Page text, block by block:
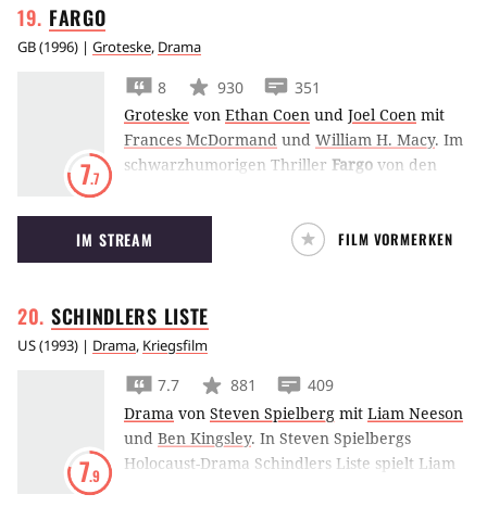
FARGO
GB(1996) | Groteske, Drama
7.7
8 930
351
Groteske von Ethan Coen und Joel Coen mit
Frances McDormand und William H. Macy. Im
schwarzhumorigen Thriller Fargo von den
eigene Frau von zwei idiotischen Gangstern
entführen, um seinen Schwiegervater zu
erpressen. Dafür gab es 1997 zwei Oscars.
IM STREAM FILM VORMERKEN
SCHINDLERS LISTE
US(1993) | Drama, Kriegsfilm
7.9
7.7 881
409
Drama von Steven Spielberg mit Liam Neeson
und Ben Kingsley. In Steven Spielbergs
Holocaust-Drama Schindlers Liste spielt Liam